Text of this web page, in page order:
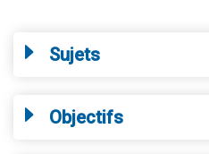
Sujets
Objectifs